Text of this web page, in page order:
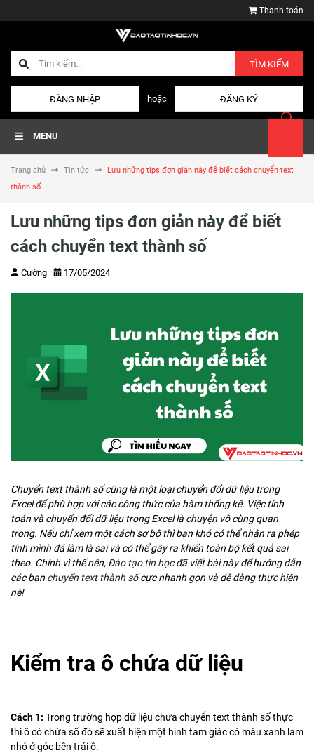
Thanh toán
TÌM KIẾM
ĐĂNG NHẬP hoặc ĐĂNG KÝ
MENU
Trang chủ Tin tức
Lưu những tips đơn giản này để biết cách chuyển text
thành số
Lưu những tips đơn giản này để biết
cách chuyển text thành số
Cường 17/05/2024
Chuyển text thành số cũng là một loại chuyển đổi dữ liệu trong
Excel để phù hợp với các công thức của hàm thống kê. Việc tính
toán và chuyển đổi dữ liệu trong Excel là chuyện vô cùng quan
trọng. Nếu chỉ xem một cách sơ bộ thì bạn khó có thể nhận ra phép
tính mình đã làm là sai và có thể gây ra khiến toàn bộ kết quả sai
theo. Chính vì thế nên, Đào tạo tin họcđã viết bài này để hướng dẫn
các bạn chuyển text thành sốcực nhanh gọn và dễ dàng thực hiện
nè!
Kiểm tra ô chứa dữ liệu
Cách 1: Trong trường hợp dữ liệu chưa chuyển text thành số thực
thì ô có chứa số đó sẽ xuất hiện một hình tam giác có màu xanh lam
nhỏ ở góc bên trái ô.